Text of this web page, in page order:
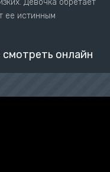
Девочка обретает
ее истинным
онлайн